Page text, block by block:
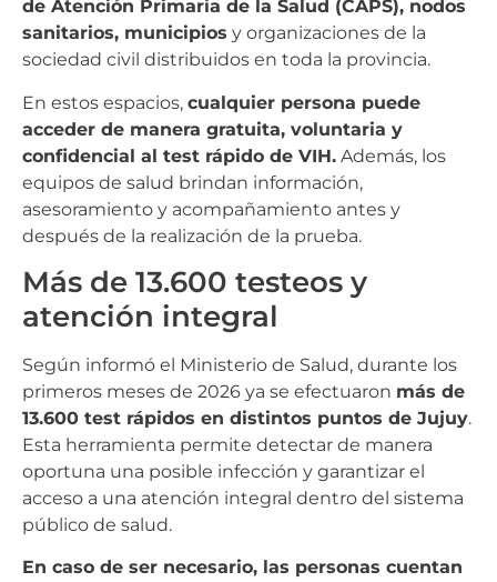
de Atención Primaria de la Salud (CAPS), nodos
sanitarios, municipios y organizaciones de la
sociedad civil distribuidos en toda la provincia.
En estos espacios, cualquier persona puede
acceder de manera gratuita, voluntaria y
confidencial al test rápido de VIH. Además, los
equipos de salud brindan información,
asesoramiento y acompañamiento antes y
después de la realización de la prueba.
Más de 13.600 testeos y
atención integral
Según informó el Ministerio de Salud, durante los
primeros meses de 2026 ya se efectuaron más de
13.600 test rápidos en distintos puntos de Jujuy.
Esta herramienta permite detectar de manera
oportuna una posible infección y garantizar el
acceso a una atención integral dentro del sistema
público de salud.
En caso de ser necesario, las personas cuentan